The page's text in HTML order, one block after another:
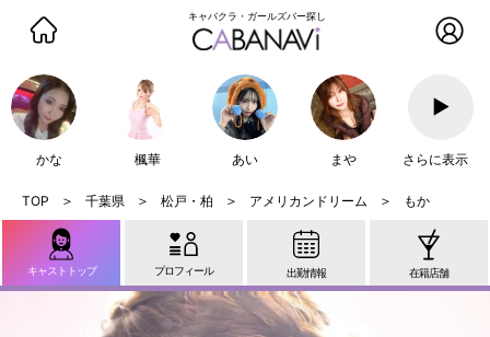
キャバクラ・ガールズバー探し
かな 楓華 あい まや
▶
さらに表示
千葉県 松戸・柏 アメリカンドリーム もか
キャストトップ プロフィール 出勤情報 在籍店舗